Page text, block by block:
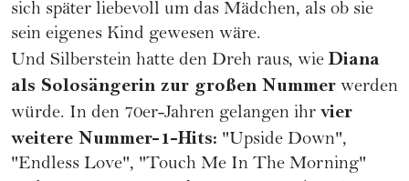
sich später liebevoll um das Mädchen, als ob sie
sein eigenes Kind gewesen wäre.
Und Silberstein hatte den Dreh raus, wieDiana
als Solosängerin zur großen Nummer werden
würde. In den 70er-Jahren gelangen ihr vier
weitere Nummer-1-Hits: "Upside Down",
"Endless Love", "Touch Me In The Morning"